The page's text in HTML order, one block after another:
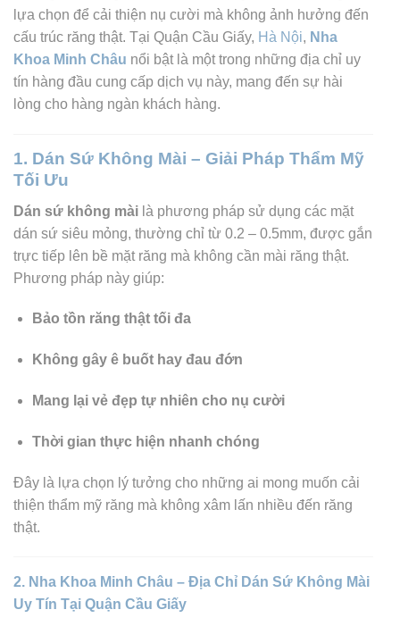
lựa chọn để cải thiện nụ cười mà không ảnh hưởng đến
cấu trúc răng thật. Tại Quận Cầu Giấy, Hà Nội, Nha
Khoa Minh Châu nổi bật là một trong những địa chỉ uy
tín hàng đầu cung cấp dịch vụ này, mang đến sự hài
lòng cho hàng ngàn khách hàng.
1. Dán Sứ Không Mài – Giải Pháp Thẩm Mỹ
Tối Ưu
Dán sứ không mài là phương pháp sử dụng các mặt
dán sứ siêu mỏng, thường chỉ từ 0.2 – 0.5mm, được gắn
trực tiếp lên bề mặt răng mà không cần mài răng thật.
Phương pháp này giúp:
Bảo tồn răng thật tối đa
Không gây ê buốt hay đau đớn
Mang lại vẻ đẹp tự nhiên cho nụ cười
Thời gian thực hiện nhanh chóng
Đây là lựa chọn lý tưởng cho những ai mong muốn cải
thiện thẩm mỹ răng mà không xâm lấn nhiều đến răng
thật.
2. Nha Khoa Minh Châu – Địa Chỉ Dán Sứ Không Mài
Uy Tín Tại Quận Cầu Giấy